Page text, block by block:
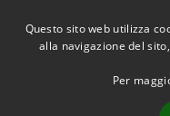
Questo sito web utilizza
alla navigazione del
Per